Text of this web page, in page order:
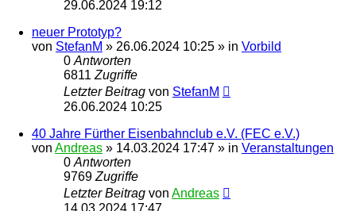
29.06.2024 19:12
neuer Prototyp?
von StefanM » 26.06.2024 10:25 » in Vorbild
0 Antworten
6811 Zugriffe
Letzter Beitrag von StefanM
26.06.2024 10:25
40 Jahre Fürther Eisenbahnclub e.V. (FEC e.V.)
von Andreas » 14.03.2024 17:47 » in Veranstaltungen
0 Antworten
9769 Zugriffe
Letzter Beitrag von Andreas
14.03.2024 17:47